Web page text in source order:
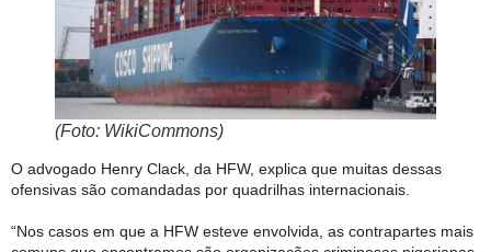
(Foto: WikiCommons)
O advogado Henry Clack, da HFW, explica que muitas dessas
ofensivas são comandadas por quadrilhas internacionais.
“Nos casos em que a HFW esteve envolvida, as contrapartes mais